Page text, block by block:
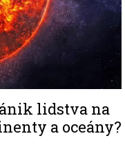
lidstva na
a oceány?